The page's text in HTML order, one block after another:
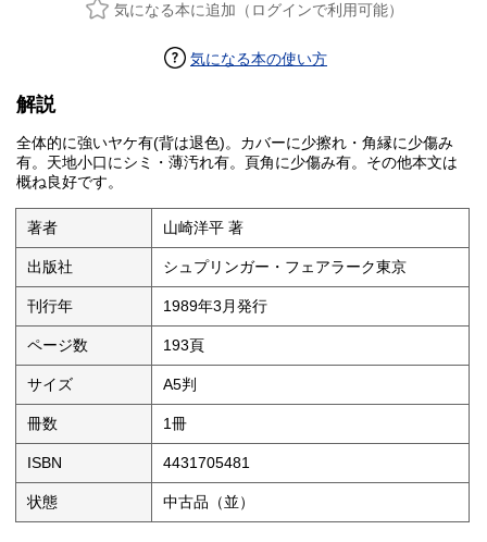
気になる本に追加（ログインで利用可能）
気になる本の使い方
解説
全体的に強いヤケ有(背は退色)。カバーに少擦れ・角縁に少傷み
有。天地小口にシミ・薄汚れ有。頁角に少傷み有。その他本文は
概ね良好です。
著者 山崎洋平 著
出版社 シュプリンガー・フェアラーク東京
刊行年 1989年3月発行
ページ数 193頁
サイズ A5判
冊数 1冊
ISBN 4431705481
状態 中古品（並）